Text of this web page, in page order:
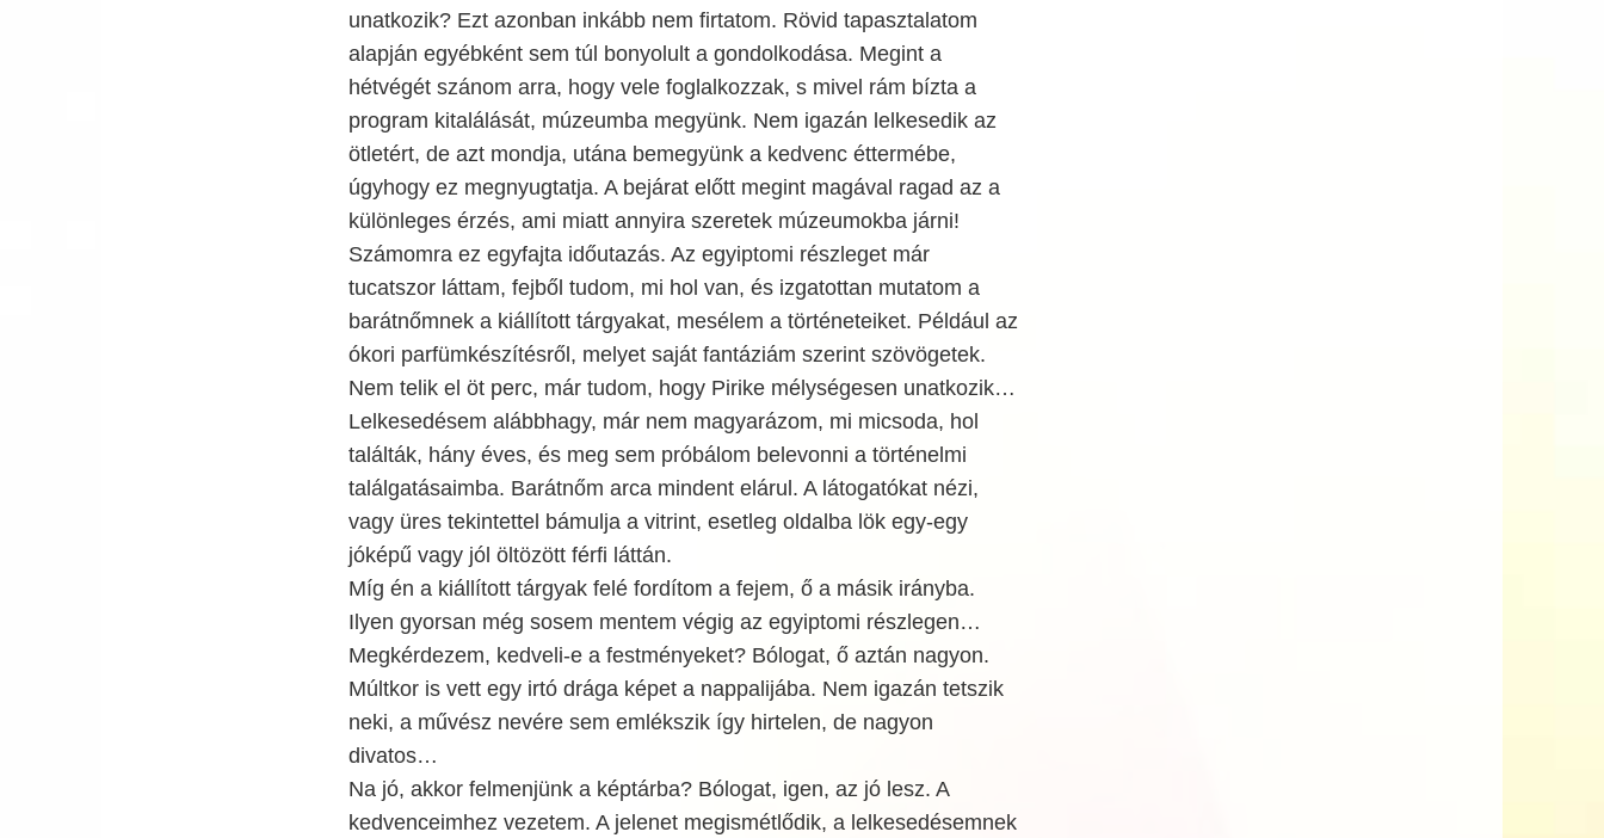
unatkozik? Ezt azonban inkább nem firtatom. Rövid tapasztalatom
alapján egyébként sem túl bonyolult a gondolkodása. Megint a
hétvégét szánom arra, hogy vele foglalkozzak, s mivel rám bízta a
program kitalálását, múzeumba megyünk. Nem igazán lelkesedik az
ötletért, de azt mondja, utána bemegyünk a kedvenc éttermébe,
úgyhogy ez megnyugtatja. A bejárat előtt megint magával ragad az a
különleges érzés, ami miatt annyira szeretek múzeumokba járni!
Számomra ez egyfajta időutazás. Az egyiptomi részleget már
tucatszor láttam, fejből tudom, mi hol van, és izgatottan mutatom a
barátnőmnek a kiállított tárgyakat, mesélem a történeteiket. Például az
ókori parfümkészítésről, melyet saját fantáziám szerint szövögetek.
Nem telik el öt perc, már tudom, hogy Pirike mélységesen unatkozik…
Lelkesedésem alábbhagy, már nem magyarázom, mi micsoda, hol
találták, hány éves, és meg sem próbálom belevonni a történelmi
találgatásaimba. Barátnőm arca mindent elárul. A látogatókat nézi,
vagy üres tekintettel bámulja a vitrint, esetleg oldalba lök egy-egy
jóképű vagy jól öltözött férfi láttán.
Míg én a kiállított tárgyak felé fordítom a fejem, ő a másik irányba.
Ilyen gyorsan még sosem mentem végig az egyiptomi részlegen…
Megkérdezem, kedveli-e a festményeket? Bólogat, ő aztán nagyon.
Múltkor is vett egy irtó drága képet a nappalijába. Nem igazán tetszik
neki, a művész nevére sem emlékszik így hirtelen, de nagyon
divatos…
Na jó, akkor felmenjünk a képtárba? Bólogat, igen, az jó lesz. A
kedvenceimhez vezetem. A jelenet megismétlődik, a lelkesedésemnek